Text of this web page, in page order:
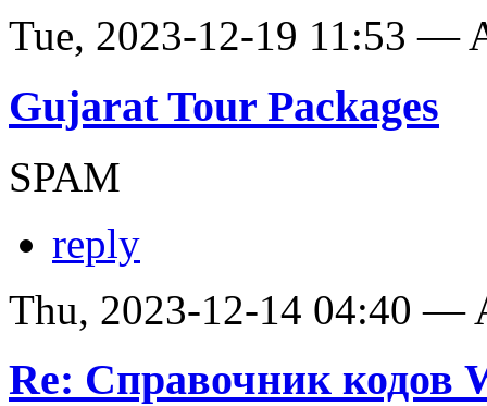
Tue, 2023-12-19 11:53 —
Gujarat Tour Packages
SPAM
reply
Thu, 2023-12-14 04:40 —
Re: Справочник кодов